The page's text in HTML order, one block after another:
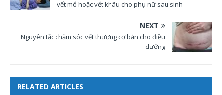
vết mổ hoặc vết khâu cho phụ nữ sau sinh
NEXT
Nguyên tắc chăm sóc vết thương cơ bản cho điều
dưỡng
RELATED ARTICLES